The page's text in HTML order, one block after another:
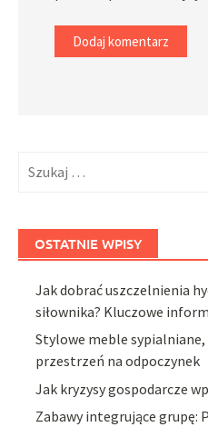
OSTATNIE WPISY
Jak dobrać uszczelnienia
siłownika? Kluczowe
Stylowe meble
przestrzeń na odpoczynek
Jak kryzysy gospodarcze
Zabawy integrujące grupę: